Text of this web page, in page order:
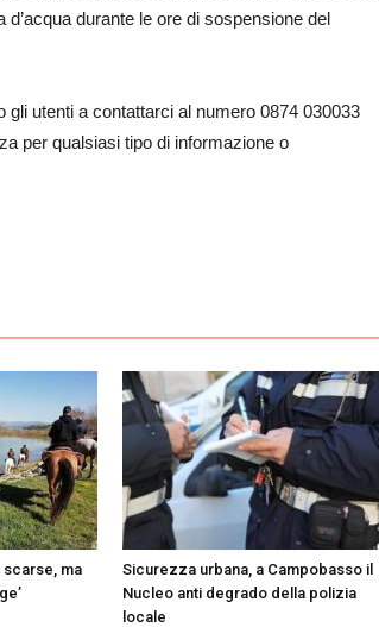
durante le ore di sospensione del
utenti a contattarci al numero 0874 030033
per qualsiasi tipo di informazione o
ma
Sicurezza urbana, a Campobasso il
Nucleo anti degrado della polizia
locale